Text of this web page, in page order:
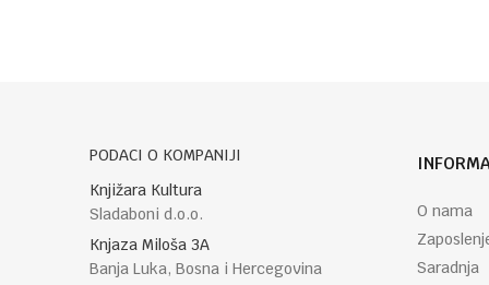
PODACI O KOMPANIJI
Knjižara Kultura
Sladaboni d.o.o.
Knjaza Miloša 3A
Banja Luka, Bosna i Hercegovina
O nama
Saradnja